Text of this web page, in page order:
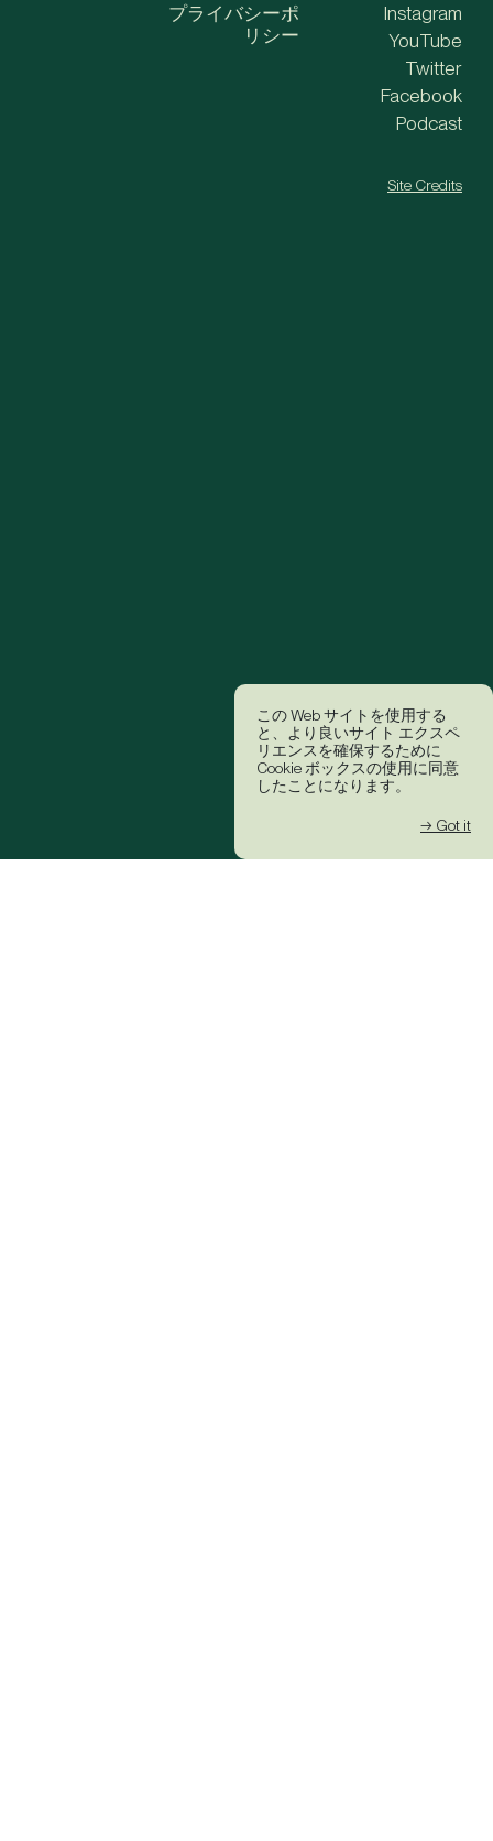
この Web サイトを使用する
と、より良いサイト エクスペ
リエンスを確保するために
Cookie ボックスの使用に同意
したことになります。
→ Got it
プライバシーポ
リシー
Instagram
YouTube
Twitter
Facebook
Podcast
Site Credits